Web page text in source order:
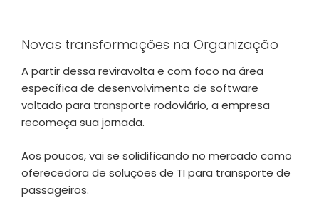
Novas transformações na Organização
A partir dessa reviravolta e com foco na área
específica de desenvolvimento de software
voltado para transporte rodoviário, a empresa
recomeça sua jornada.
Aos poucos, vai se solidificando no mercado como
oferecedora de soluções de TI para transporte de
passageiros.